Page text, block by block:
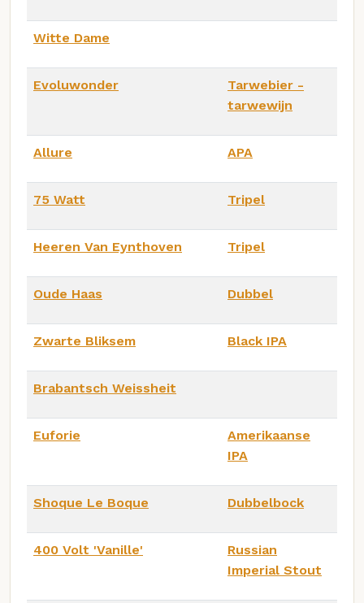
Witte Dame
Evoluwonder
Tarwebier -
tarwewijn
Allure APA
75 Watt Tripel
Heeren Van Eynthoven Tripel
Oude Haas Dubbel
Zwarte Bliksem Black IPA
Brabantsch Weissheit
Euforie
Amerikaanse
IPA
Shoque Le Boque Dubbelbock
400 Volt 'Vanille'
Russian
Imperial Stout